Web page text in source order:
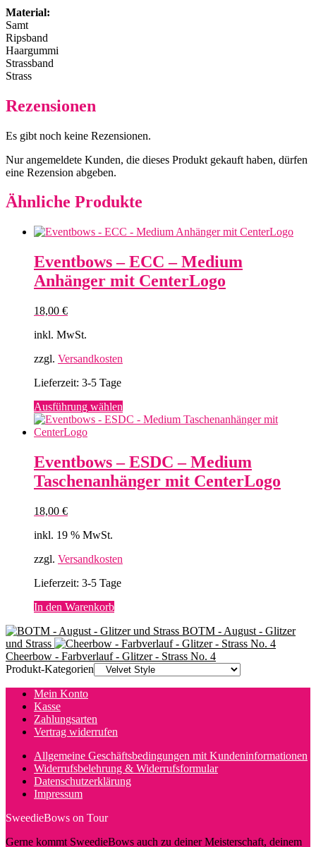
Material:
Samt
Ripsband
Haargummi
Strassband
Strass
Rezensionen
Es gibt noch keine Rezensionen.
Nur angemeldete Kunden, die dieses Produkt gekauft haben, dürfen
eine Rezension abgeben.
Ähnliche Produkte
Eventbows – ECC – Medium
Anhänger mit CenterLogo
18,00 €
inkl. MwSt.
zzgl. Versandkosten
Lieferzeit: 3-5 Tage
Ausführung wählen
Produkt
Varianten
auf.
Die
Eventbows – ESDC – Medium
Taschenanhänger mit CenterLogo
18,00 €
inkl. 19 % MwSt.
zzgl. Versandkosten
Lieferzeit: 3-5 Tage
In den Warenkorb
BOTM - August - Glitzer
und Strass
Cheerbow - Farbverlauf - Glitzer - Strass No. 4
Produkt-Kategorien
Mein Konto
Kasse
Zahlungsarten
Vertrag widerrufen
Allgemeine Geschäftsbedingungen mit Kundeninformationen
Widerrufsbelehrung & Widerrufsformular
Datenschutzerklärung
Impressum
SweedieBows on Tour
Gerne kommt SweedieBows auch zu deiner Meisterschaft, deinem